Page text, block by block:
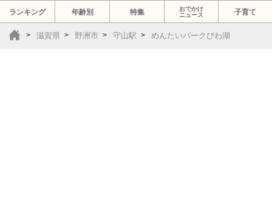
ランキング 年齢別 特集
おでかけ
ニュース
子育て
滋賀県 野洲市 守山駅 めんたいパークびわ湖